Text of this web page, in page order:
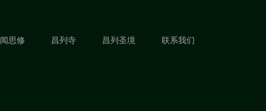
闻思修 昌列寺 昌列圣境 联系我们